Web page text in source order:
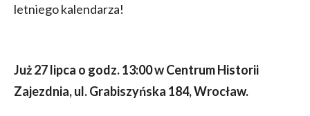
letniego kalendarza!
Już 27 lipca o godz. 13:00 w Centrum Historii
Zajezdnia, ul. Grabiszyńska 184, Wrocław.